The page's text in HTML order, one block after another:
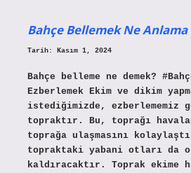
Bahçe Bellemek Ne Anlama
Tarih: Kasım 1, 2024
Bahçe belleme ne demek?
Ezberlemek Ekim ve dikim
istediğimizde, ezberlememiz
topraktır. Bu, toprağı
toprağa ulaşmasını
topraktaki yabani otları da
kaldıracaktır. Toprak ekime